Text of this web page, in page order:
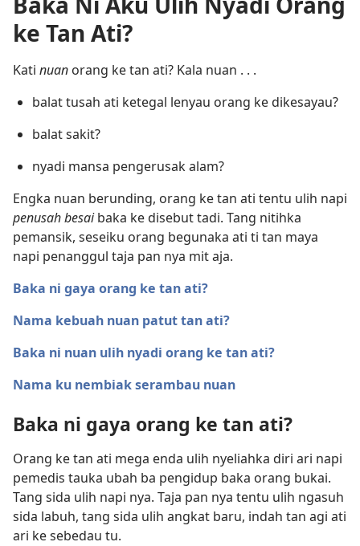
ke Tan Ati?
Kati nuan orang ke tan ati? Kala nuan . . .
balat tusah ati ketegal lenyau orang ke dikesayau?
balat sakit?
nyadi mansa pengerusak alam?
Engka nuan berunding, orang ke tan ati tentu ulih napi
penusah besaibaka ke disebut tadi. Tang nitihka
pemansik, seseiku orang begunaka ati ti tan maya
napi penanggul taja pan nya mit aja.
Baka ni gaya orang ke tan ati?
Nama kebuah nuan patut tan ati?
Baka ni nuan ulih nyadi orang ke tan ati?
Nama ku nembiak serambau nuan
Baka ni gaya orang ke tan ati?
Orang ke tan ati mega enda ulih nyeliahka diri ari napi
pemedis tauka ubah ba pengidup baka orang bukai.
Tang sida ulih napi nya. Taja pan nya tentu ulih ngasuh
sida labuh, tang sida ulih angkat baru, indah tan agi ati
ari ke sebedau tu.